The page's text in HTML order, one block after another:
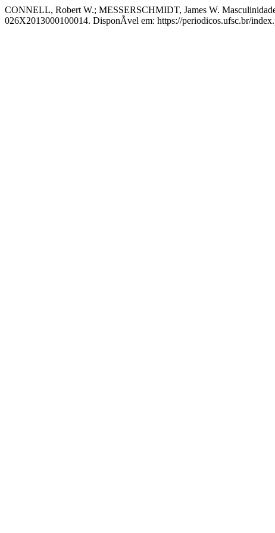
CONNELL, Robert W.; MESSERSCHMIDT, James W.
026X2013000100014. DisponÃ­vel em: https://periodicos.ufsc.br/